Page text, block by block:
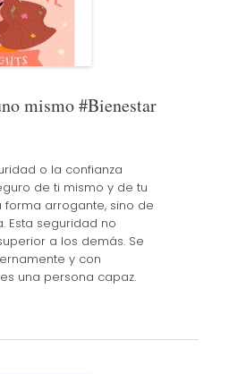
mismo #Bienestar
o la confianza
de ti mismo y de tu
forma arrogante, sino de
Esta seguridad no
a los demás. Se
y con
una persona capaz.